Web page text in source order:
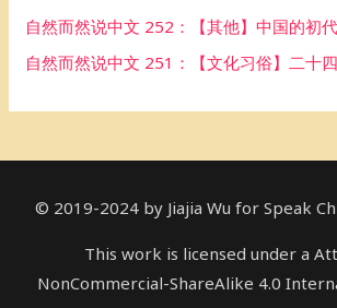
自然而然说中文 252：【其他】中国的初代
自然而然说中文 251：【文化习俗】二
© 2019-2024 by Jiajia Wu for Speak
This work is licensed under a
NonCommercial-ShareAlike 4.0